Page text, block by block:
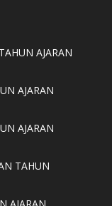
AJARAN
AJARAN
AJARAN
TAHUN